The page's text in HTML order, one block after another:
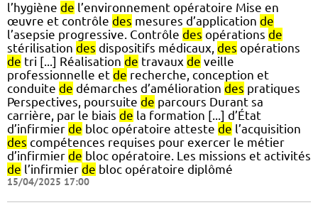
l’hygiène de l’environnement opératoire Mise en
œuvre et contrôle des mesures d’application de
l’asepsie progressive. Contrôle des opérations de
stérilisation des dispositifs médicaux, des opérations
de tri [...] Réalisation de travaux de veille
professionnelle et de recherche, conception et
conduite de démarches d’amélioration des pratiques
Perspectives, poursuite de parcours Durant sa
carrière, par le biais de la formation [...] d’État
d’infirmier de bloc opératoire atteste de l’acquisition
des compétences requises pour exercer le métier
d’infirmier de bloc opératoire. Les missions et activités
de l’infirmier de bloc opératoire diplômé
15/04/2025 17:00